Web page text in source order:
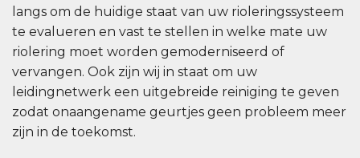
langs om de huidige staat van uw rioleringssysteem
te evalueren en vast te stellen in welke mate uw
riolering moet worden gemoderniseerd of
vervangen. Ook zijn wij in staat om uw
leidingnetwerk een uitgebreide reiniging te geven
zodat onaangename geurtjes geen probleem meer
zijn in de toekomst.